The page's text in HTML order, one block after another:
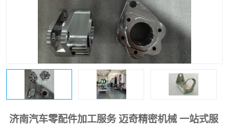
济南汽车零配件加工服务 迈奇精密机械 一站式服